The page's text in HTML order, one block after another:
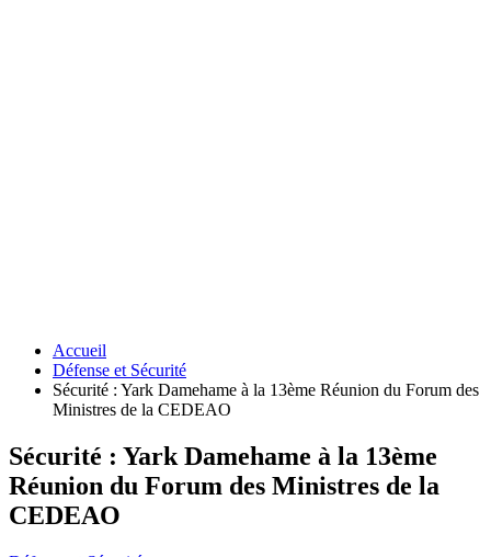
Accueil
Défense et Sécurité
Sécurité : Yark Damehame à la 13ème Réunion du Forum des
Ministres de la CEDEAO
Sécurité : Yark Damehame à la 13ème
Réunion du Forum des Ministres de la
CEDEAO